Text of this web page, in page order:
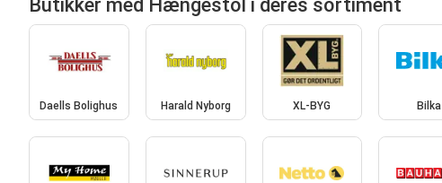
Butikker med Hængestol i deres sortiment
Daells Bolighus Harald Nyborg XL-BYG Bilka